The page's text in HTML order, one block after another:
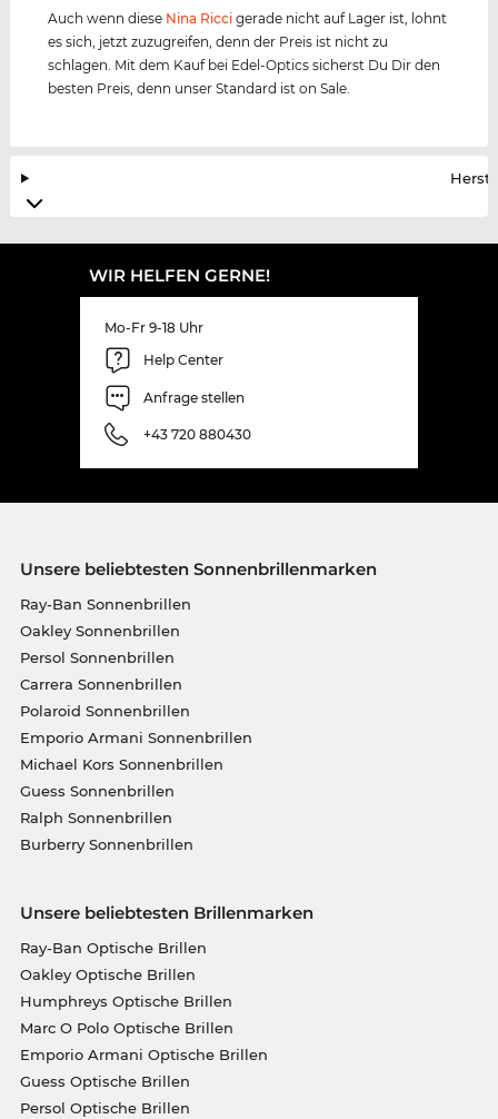
Auch wenn diese Nina Ricci gerade nicht auf Lager ist, lohnt
es sich, jetzt zuzugreifen, denn der Preis ist nicht zu
schlagen. Mit dem Kauf bei Edel-Optics sicherst Du Dir den
besten Preis, denn unser Standard ist on Sale.
WIR HELFEN GERNE!
Mo-Fr 9-18 Uhr
Help Center
Anfrage stellen
+43 720 880430
Unsere beliebtesten Sonnenbrillenmarken
Ray-Ban Sonnenbrillen
Oakley Sonnenbrillen
Persol Sonnenbrillen
Carrera Sonnenbrillen
Polaroid Sonnenbrillen
Emporio Armani Sonnenbrillen
Michael Kors Sonnenbrillen
Guess Sonnenbrillen
Ralph Sonnenbrillen
Burberry Sonnenbrillen
Unsere beliebtesten Brillenmarken
Ray-Ban Optische Brillen
Oakley Optische Brillen
Humphreys Optische Brillen
Marc O Polo Optische Brillen
Emporio Armani Optische Brillen
Guess Optische Brillen
Persol Optische Brillen